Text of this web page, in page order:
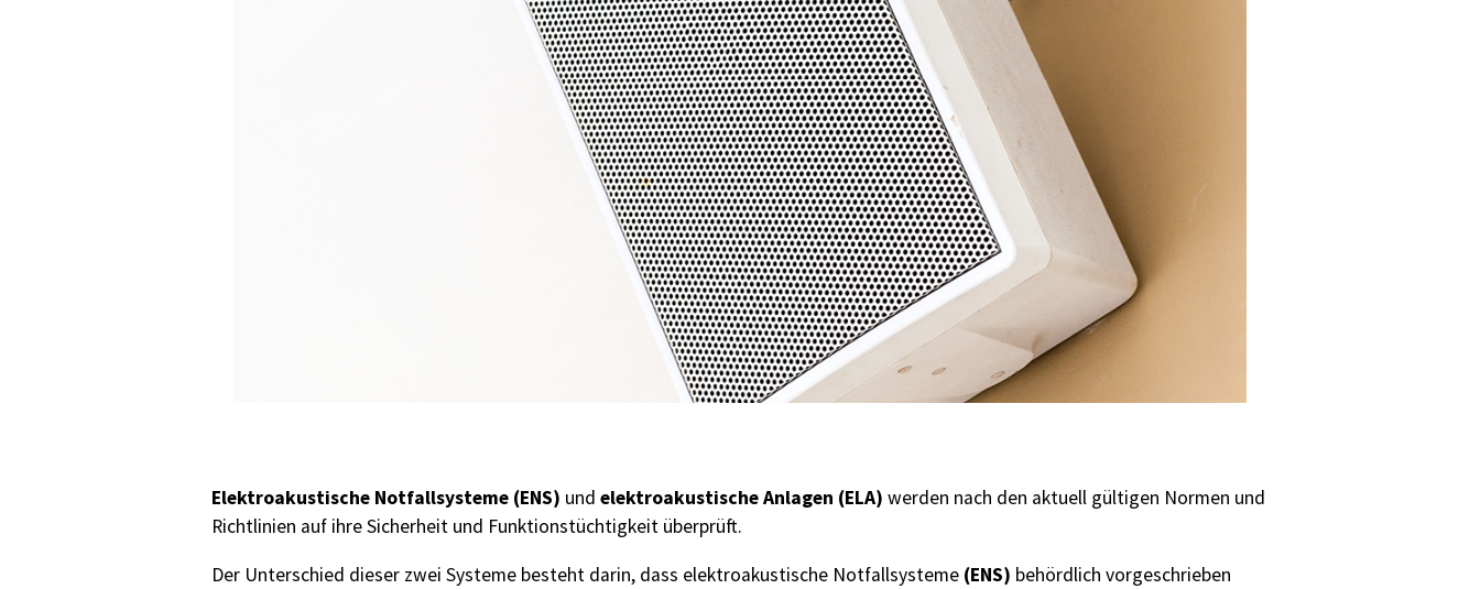
Elektroakustische Notfallsysteme (ENS) und elektroakustische Anlagen (ELA) werden nach den aktuell gültigen Normen und
Richtlinien auf ihre Sicherheit und Funktionstüchtigkeit überprüft.
Der Unterschied dieser zwei Systeme besteht darin, dass elektroakustische Notfallsysteme (ENS) behördlich vorgeschrieben